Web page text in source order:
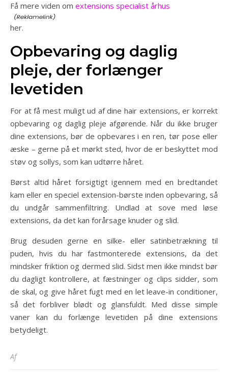
Få mere viden om extensions specialist århus
her.
Opbevaring og daglig
pleje, der forlænger
levetiden
For at få mest muligt ud af dine hair extensions, er korrekt
opbevaring og daglig pleje afgørende. Når du ikke bruger
dine extensions, bør de opbevares i en ren, tør pose eller
æske – gerne på et mørkt sted, hvor de er beskyttet mod
støv og sollys, som kan udtørre håret.
Børst altid håret forsigtigt igennem med en bredtandet
kam eller en speciel extension-børste inden opbevaring, så
du undgår sammenfiltring. Undlad at sove med løse
extensions, da det kan forårsage knuder og slid.
Brug desuden gerne en silke- eller satinbetrækning til
puden, hvis du har fastmonterede extensions, da det
mindsker friktion og dermed slid. Sidst men ikke mindst bør
du dagligt kontrollere, at fæstninger og clips sidder, som
de skal, og give håret fugt med en let leave-in conditioner,
så det forbliver blødt og glansfuldt. Med disse simple
vaner kan du forlænge levetiden på dine extensions
betydeligt.
Af